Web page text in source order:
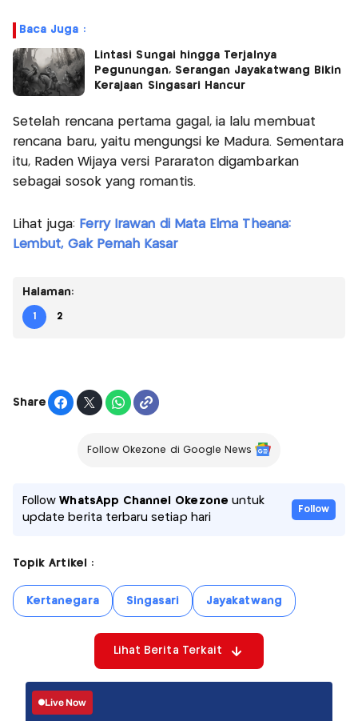
Baca Juga :
Lintasi Sungai hingga Terjalnya
Pegunungan, Serangan Jayakatwang Bikin
Kerajaan Singasari Hancur
Setelah rencana pertama gagal, ia lalu membuat
rencana baru, yaitu mengungsi ke Madura. Sementara
itu, Raden Wijaya versi Pararaton digambarkan
sebagai sosok yang romantis.
Lihat juga: Ferry Irawan di Mata Elma Theana:
Lembut, Gak Pernah Kasar
Halaman:
1 2
Share
Follow Okezone di Google News
FollowWhatsApp Channel Okezone untuk
update berita terbaru setiap hari
Follow
Topik Artikel :
Kertanegara Singasari Jayakatwang
Lihat Berita Terkait
Live Now